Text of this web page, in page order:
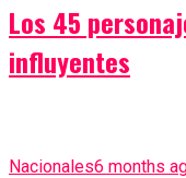
Los 45
influyentes
Nacionales6 months